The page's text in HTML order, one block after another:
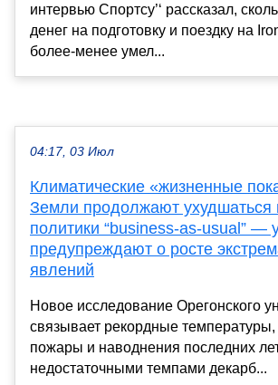
интервью Спортсу’‘ рассказал,
денег на подготовку и поездку на
более-менее умел...
04:17, 03 Июл
Климатические «жизненные
Земли продолжают
политики “business-as-usual” —
предупреждают о росте
явлений
Новое исследование Орегонского
связывает рекордные
пожары и наводнения последних
недостаточными темпами декарб...